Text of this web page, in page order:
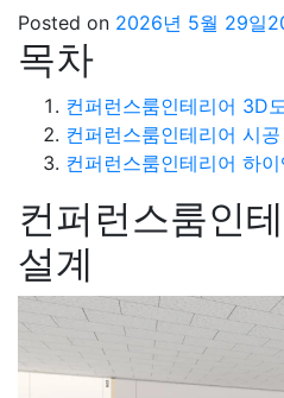
Posted on 2026년 5월 29일
목차
컨퍼런스룸인테리어 3D
컨퍼런스룸인테리어 시
컨퍼런스룸인테리어 하
컨퍼런스룸인
설계